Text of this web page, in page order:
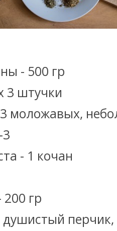
- 500 гр
3 штучки
моложавых,
- 1 кочан
гр
перчик,